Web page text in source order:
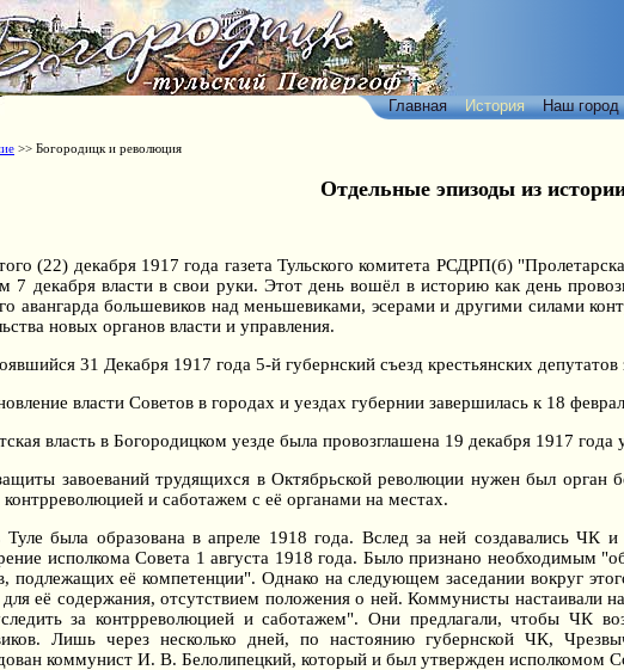
Главная История Наш город
>> Богородицк и революция
Отдельные эпизоды из
(22) декабря 1917 года газета Тульского комитета РСДРП(б)
7 декабря власти в свои руки. Этот день вошёл в историю как день
авангарда большевиков над меньшевиками, эсерами и другими силами
новых органов власти и управления.
31 Декабря 1917 года 5-й губернский съезд крестьянских
власти Советов в городах и уездах губернии завершилась к 18
власть в Богородицком уезде была провозглашена 19 декабря 1917
завоеваний трудящихся в Октябрьской революции нужен был
контрреволюцией и саботажем с её органами на местах.
была образована в апреле 1918 года. Вслед за ней создавались ЧК
исполкома Совета 1 августа 1918 года. Было признано необходимым
подлежащих её компетенции". Однако на следующем заседании вокруг
для её содержания, отсутствием положения о ней. Коммунисты настаивали
за контрреволюцией и саботажем". Они предлагали, чтобы ЧК
Лишь через несколько дней, по настоянию губернской ЧК,
коммунист И. В. Белолипецкий, который и был утвержден исполкомом